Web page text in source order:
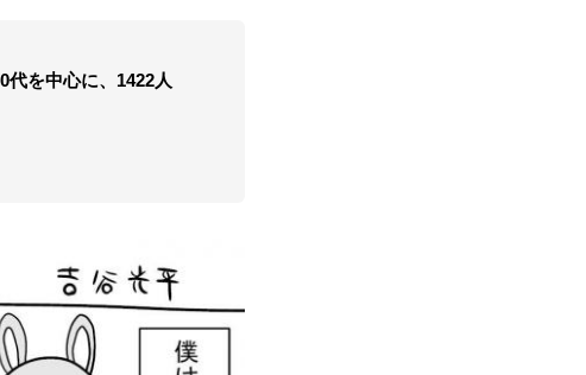
を中心に、1422人